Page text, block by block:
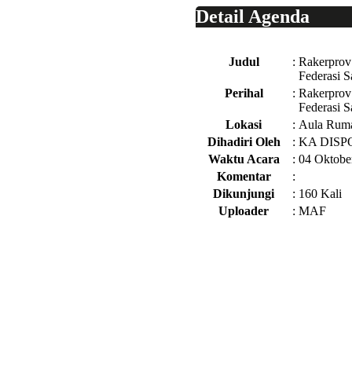
Detail Agenda
Judul :
Federasi
Perihal
:
Federasi
Lokasi
: Aula
Dihadiri Oleh
: KA
Waktu Acara
: 04
Komentar
:
Dikunjungi
: 160 Kali
Uploader
: MAF